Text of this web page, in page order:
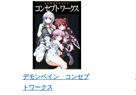
デモンベイン コンセプ
トワークス